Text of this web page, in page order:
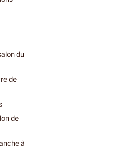
du
de
de
à